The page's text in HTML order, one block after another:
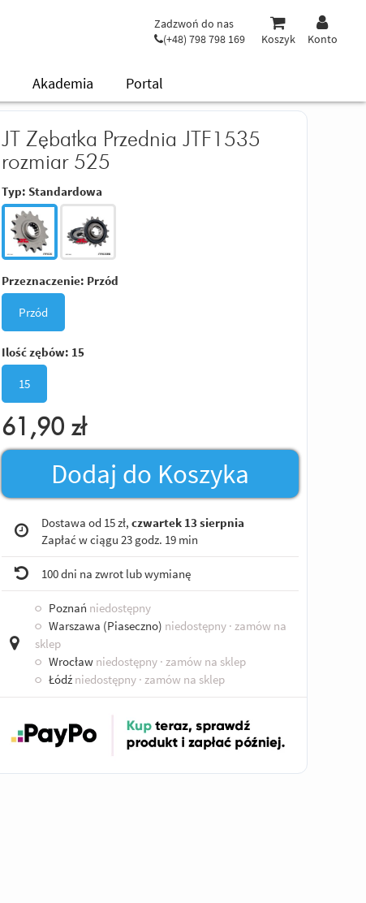
Zadzwoń do nas
(+48) 798 798 169
Koszyk Konto
Akademia Portal
JT Zębatka Przednia JTF1535
rozmiar 525
Typ: Standardowa
Przeznaczenie: Przód
Przód
Ilość zębów: 15
15
61,90 zł
Dodaj do Koszyka
Dostawa od 15 zł, czwartek 13 sierpnia
Zapłać w ciągu 23 godz. 19 min
100 dni na zwrot lub wymianę
○ Poznań niedostępny
○ Warszawa (Piaseczno) niedostępny · zamów na
sklep
○ Wrocław niedostępny · zamów na sklep
○ Łódź niedostępny · zamów na sklep